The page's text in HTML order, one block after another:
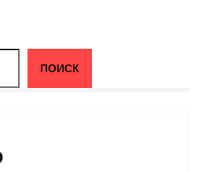
ПОИСК